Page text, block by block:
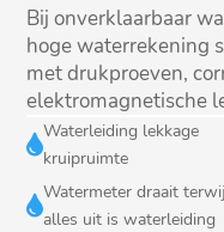
Bij onverklaarbaar
hoge waterrekening
met drukproeven,
elektromagnetische

Waterleiding lekkage
kruipruimte

Watermeter draait
alles uit is waterleiding